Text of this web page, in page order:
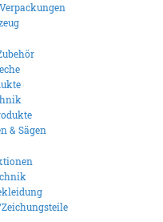
& Sägen